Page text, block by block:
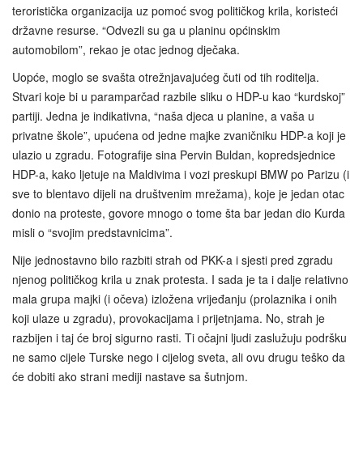
teroristička organizacija uz pomoć svog političkog krila, koristeći
državne resurse. “Odvezli su ga u planinu općinskim
automobilom”, rekao je otac jednog dječaka.
Uopće, moglo se svašta otrežnjavajućeg čuti od tih roditelja.
Stvari koje bi u paramparčad razbile sliku o HDP-u kao “kurdskoj”
partiji. Jedna je indikativna, “naša djeca u planine, a vaša u
privatne škole”, upućena od jedne majke zvaničniku HDP-a koji je
ulazio u zgradu. Fotografije sina Pervin Buldan, kopredsjednice
HDP-a, kako ljetuje na Maldivima i vozi preskupi BMW po Parizu (i
sve to blentavo dijeli na društvenim mrežama), koje je jedan otac
donio na proteste, govore mnogo o tome šta bar jedan dio Kurda
misli o “svojim predstavnicima”.
Nije jednostavno bilo razbiti strah od PKK-a i sjesti pred zgradu
njenog političkog krila u znak protesta. I sada je ta i dalje relativno
mala grupa majki (i očeva) izložena vrijeđanju (prolaznika i onih
koji ulaze u zgradu), provokacijama i prijetnjama. No, strah je
razbijen i taj će broj sigurno rasti. Ti očajni ljudi zaslužuju podršku
ne samo cijele Turske nego i cijelog sveta, ali ovu drugu teško da
će dobiti ako strani mediji nastave sa šutnjom.